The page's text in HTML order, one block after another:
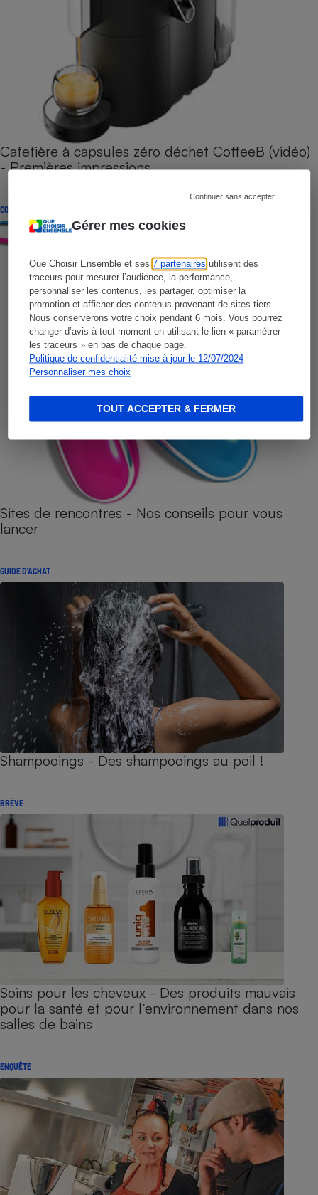
Gérer mes cookies
Que Choisir Ensemble et ses7 partenaires utilisent des
traceurs pour mesurer l’audience, la performance,
personnaliser les contenus, les partager, optimiser la
promotion et afficher des contenus provenant de sites tiers.
Nous conserverons votre choix pendant 6 mois. Vous pourrez
changer d’avis à tout moment en utilisant le lien « paramétrer
les traceurs » en bas de chaque page.
Politique de confidentialité mise à jour le 12/07/2024
Personnaliser mes choix
Continuer sans accepter
TOUT ACCEPTER & FERMER
Cafetière à capsules zéro déchet CoffeeB (vidéo)
- Premières impressions
CONSEILS
Sites de rencontres - Nos conseils pour vous
lancer
GUIDE D'ACHAT
Shampooings - Des shampooings au poil !
BRÈVE
Soins pour les cheveux - Des produits mauvais
pour la santé et pour l’environnement dans nos
salles de bains
ENQUÊTE